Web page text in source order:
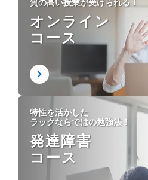
質の高い授業が受けられる！
オンライン
コース
特性を活かした
ラックならではの勉強法！
発達障害
コース